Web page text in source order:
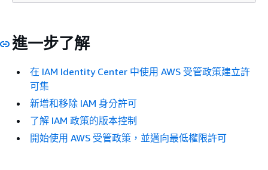
進一步了解
在 IAM Identity Center 中使用 AWS 受管政策建立許
可集
新增和移除 IAM 身分許可
了解 IAM 政策的版本控制
開始使用 AWS 受管政策，並邁向最低權限許可